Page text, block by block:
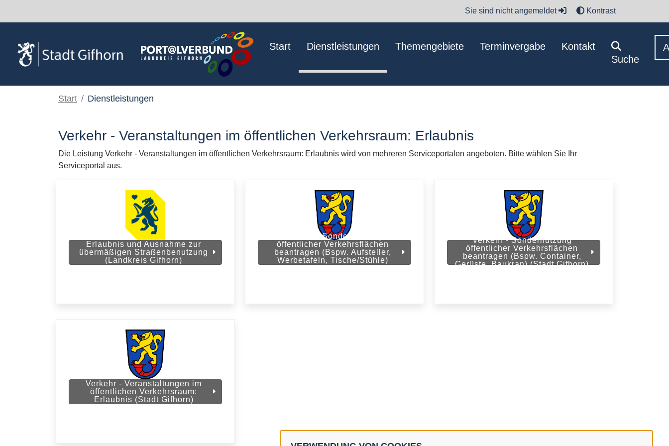
Sie sind nicht angemeldet Kontrast
Start Dienstleistungen Themengebiete Terminvergabe
Kontakt
Suche
Start Dienstleistungen
Verkehr - Veranstaltungen im öffentlichen Verkehrsraum: Erlaubnis
Die Leistung Verkehr - Veranstaltungen im öffentlichen Verkehrsraum: Erlaubnis wird von mehreren Serviceportalen angeboten. Bitte wählen Sie Ihr
Serviceportal aus.
Erlaubnis und Ausnahme zur
übermäßigen Straßenbenutzung
(Landkreis Gifhorn)
Verkehr - Sondernutzung
öffentlicher Verkehrsflächen
beantragen (Bspw. Aufsteller,
Werbetafeln, Tische/Stühle)
Verkehr - Sondernutzung
öffentlicher Verkehrsflächen
beantragen (Bspw. Container,
Gerüste, Baukran) (Stadt Gifhorn)
Verkehr - Veranstaltungen im
öffentlichen Verkehrsraum:
Erlaubnis (Stadt Gifhorn)